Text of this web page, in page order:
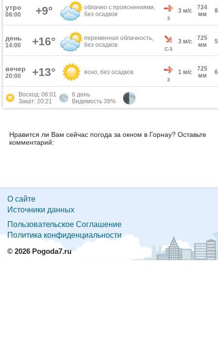
утро
08:00 +9°
облачно с прояснениями,
без осадков
З
3 м/с
724
мм
день
14:00 +16°
переменная облачность,
без осадков
С-З
3 м/с
725
мм
вечер
20:00 +13° ясно, без осадков
З
1 м/с
725
мм
Восход: 06:01
Закат: 20:21
6 день
Видимость 39%
Нравится ли Вам сейчас погода за окном в Горнау? Оставьте
комментарий:
О сайте
Источники данных
Пользовательское Соглашение
Политика конфиденциальности
© 2026 Pogoda7.ru